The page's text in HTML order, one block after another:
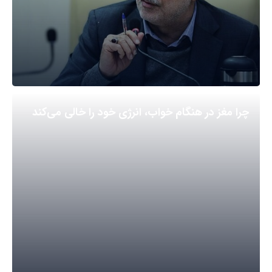
چرا مغز در هنگام خواب، انرژی خود را خالی می‌کند